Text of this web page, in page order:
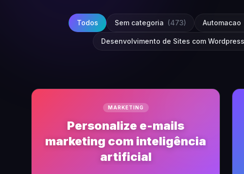
Todos Sem categoria (473) Automacao
Desenvolvimento de Sites com Wordpress
MARKETING
Personalize e-mails
marketing com inteligência
artificial